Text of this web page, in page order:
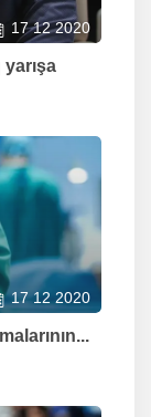
17 12 2020
17 12 2020